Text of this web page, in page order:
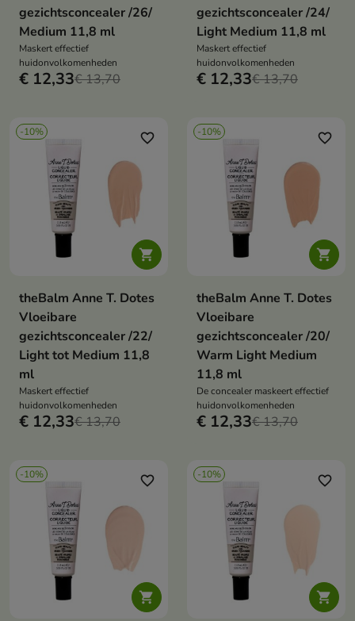
gezichtsconcealer /26/
Medium 11,8 ml
Maskert effectief
huidonvolkomenheden
€ 12,33€ 13,70
gezichtsconcealer /24/
Light Medium 11,8 ml
Maskert effectief
huidonvolkomenheden
€ 12,33€ 13,70
-10%

favorite_border
theBalm Anne T. Dotes
Vloeibare
gezichtsconcealer /22/
Light tot Medium 11,8
ml
Maskert effectief
huidonvolkomenheden
€ 12,33€ 13,70
-10%

favorite_border
theBalm Anne T. Dotes
Vloeibare
gezichtsconcealer /20/
Warm Light Medium
11,8 ml
De concealer maskeert effectief
huidonvolkomenheden
€ 12,33€ 13,70
-10%

favorite_border -10%

favorite_border